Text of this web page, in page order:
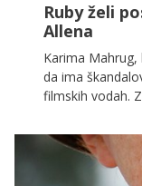
Ruby želi
Allena
Karima Mahrug,
da ima
filmskih vodah.
pravi, da ji je
prihodnosti
časopis